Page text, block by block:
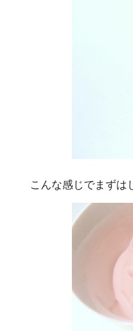
こんな感じでまずは